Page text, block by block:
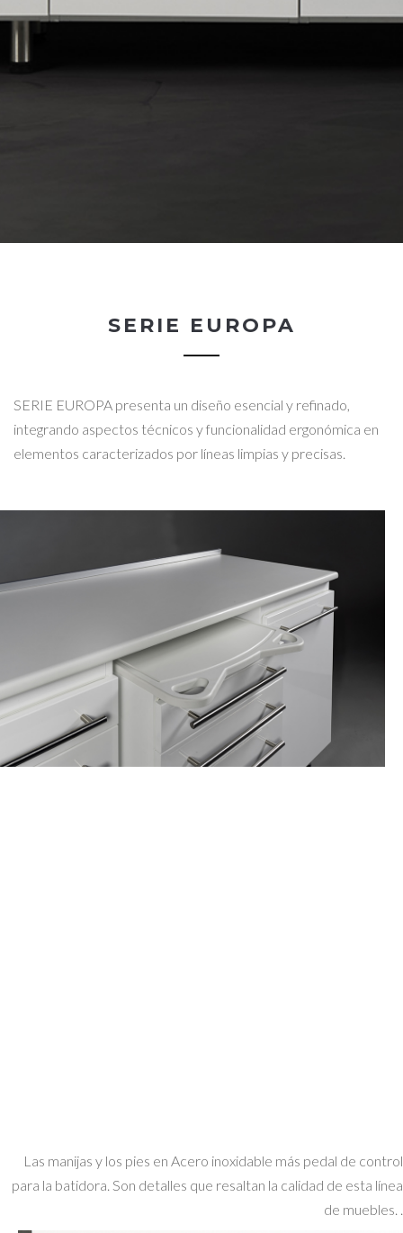
SERIE EUROPA
SERIE EUROPA presenta un diseño esencial y refinado,
integrando aspectos técnicos y funcionalidad ergonómica en
elementos caracterizados por líneas limpias y precisas.
Las manijas y los pies en Acero inoxidable más pedal de control
para la batidora. Son detalles que resaltan la calidad de esta línea
de muebles. .